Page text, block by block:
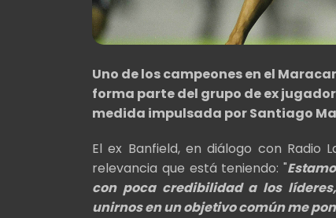
Uno de los campeones en el
forma parte del grupo de ex
medida impulsada por Santiago
El ex Banfield, en diálogo con Radio
relevancia que está teniendo: "
con poca credibilidad a los
unirnos en un objetivo común me